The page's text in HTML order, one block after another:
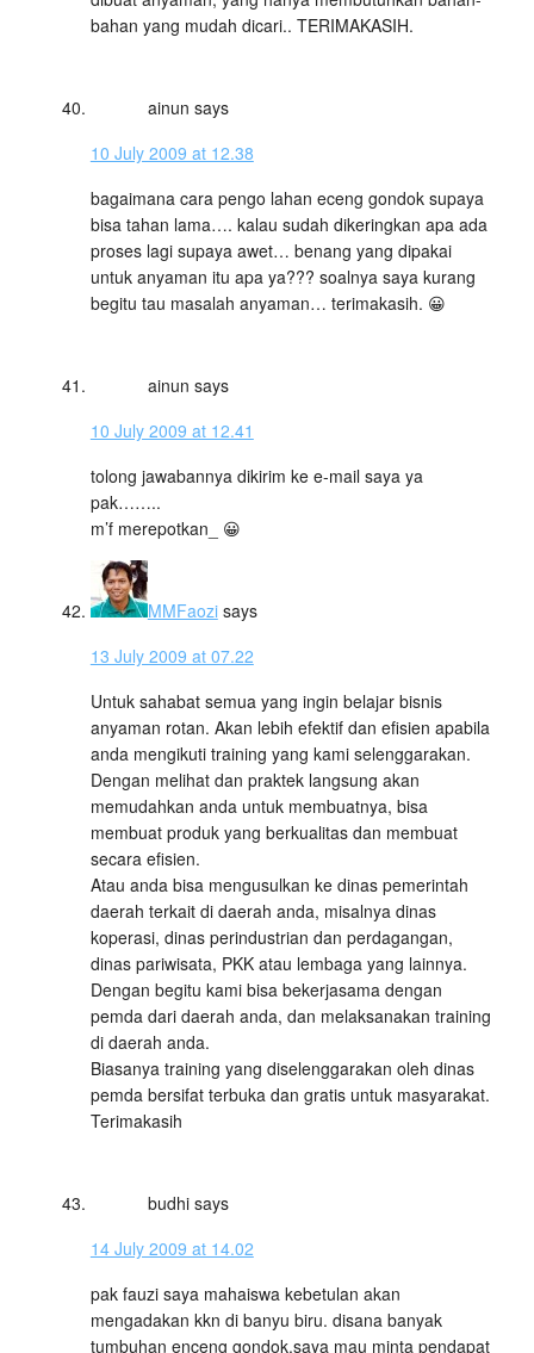
bahan yang mudah dicari.. TERIMAKASIH.
ainun says
10 July 2009 at 12.38
bagaimana cara pengo lahan eceng gondok supaya
bisa tahan lama…. kalau sudah dikeringkan apa ada
proses lagi supaya awet… benang yang dipakai
untuk anyaman itu apa ya??? soalnya saya kurang
begitu tau masalah anyaman… terimakasih. 😀
ainun says
10 July 2009 at 12.41
tolong jawabannya dikirim ke e-mail saya ya
pak……..
m’f merepotkan_ 😀
MMFaozi says
13 July 2009 at 07.22
Untuk sahabat semua yang ingin belajar bisnis
anyaman rotan. Akan lebih efektif dan efisien apabila
anda mengikuti training yang kami selenggarakan.
Dengan melihat dan praktek langsung akan
memudahkan anda untuk membuatnya, bisa
membuat produk yang berkualitas dan membuat
secara efisien.
Atau anda bisa mengusulkan ke dinas pemerintah
daerah terkait di daerah anda, misalnya dinas
koperasi, dinas perindustrian dan perdagangan,
dinas pariwisata, PKK atau lembaga yang lainnya.
Dengan begitu kami bisa bekerjasama dengan
pemda dari daerah anda, dan melaksanakan training
di daerah anda.
Biasanya training yang diselenggarakan oleh dinas
pemda bersifat terbuka dan gratis untuk masyarakat.
Terimakasih
budhi says
14 July 2009 at 14.02
pak fauzi saya mahaiswa kebetulan akan
mengadakan kkn di banyu biru. disana banyak
tumbuhan enceng gondok.saya mau minta pendapat